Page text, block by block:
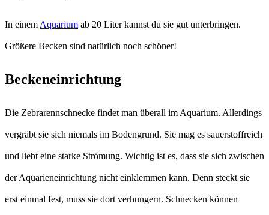
In einem Aquarium ab 20 Liter kannst du sie gut unterbringen.
Größere Becken sind natürlich noch schöner!
Beckeneinrichtung
Die Zebrarennschnecke findet man überall im Aquarium. Allerdings
vergräbt sie sich niemals im Bodengrund. Sie mag es sauerstoffreich
und liebt eine starke Strömung. Wichtig ist es, dass sie sich zwischen
der Aquarieneinrichtung nicht einklemmen kann. Denn steckt sie
erst einmal fest, muss sie dort verhungern. Schnecken können